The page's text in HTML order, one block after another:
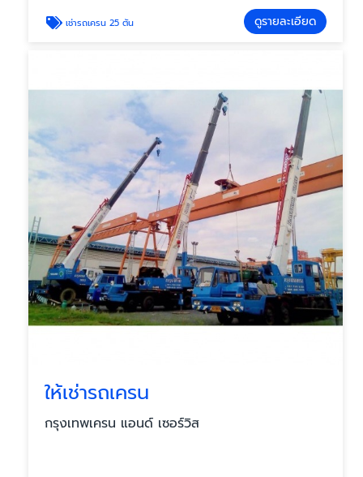
เช่ารถเครน 25 ตัน ดูรายละเอียด
ให้เช่ารถเครน
กรุงเทพเครน แอนด์ เซอร์วิส